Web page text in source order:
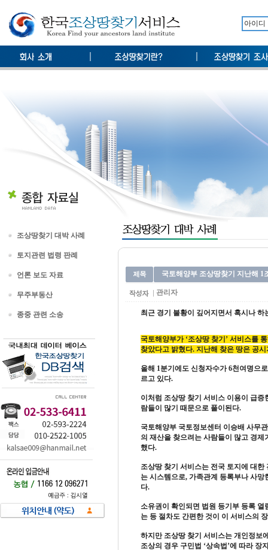
조상땅찾기 대박 사례
토지관련 법령 판례
언론 보도 자료
무주부동산
종중 관련 소송
국토해양부 조상땅찾기 지난해 1
관리자
최근 경기 불황이 깊어지면서 혹시나
국토해양부가 ‘조상땅 찾기’ 서비스를
찾았다고 밝혔다. 지난해 찾은 땅은 공
올해 1분기에도 신청자수가 6천여명으
르고 있다.
이처럼 조상땅 찾기 서비스 이용이 급
람들이 많기 때문으로 풀이된다.
국토해양부 국토정보센터 이승배 사무
의 재산을 찾으려는 사람들이 많고 경
했다.
조상땅 찾기 서비스는 전국 토지 에 대한
는 시스템으로, 가족관계 등록부나 사
다.
소유권이 확인되면 법원 등기부 등록
는 등 절차도 간편한 것이 이 서비스의
하지만 조상땅 찾기 서비스는 개인정보
조상의 경우 구민법 ‘상속법’에 따라